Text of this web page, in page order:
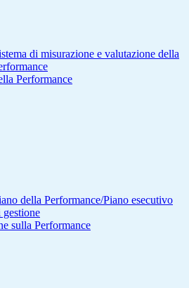
di misurazione e valutazione della
Performance
della Performance/Piano esecutivo
gestione
sulla Performance